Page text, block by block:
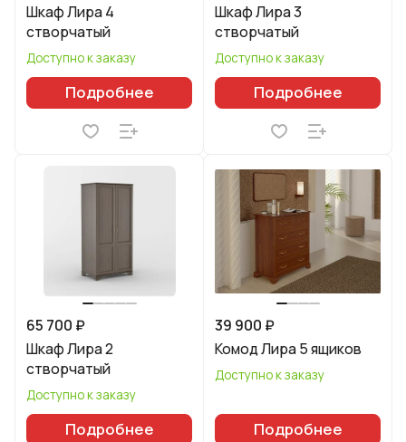
Шкаф Лира 4
створчатый
Доступно к заказу
Подробнее
Шкаф Лира 3
створчатый
Доступно к заказу
Подробнее
65 700 ₽
Шкаф Лира 2
створчатый
Доступно к заказу
Подробнее
39 900 ₽
Комод Лира 5 ящиков
Доступно к заказу
Подробнее